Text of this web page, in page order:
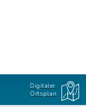
Digitaler
Ortsplan